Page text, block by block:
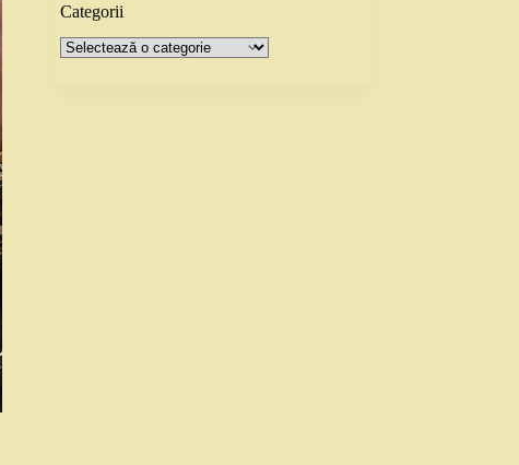
Categorii
Categorii